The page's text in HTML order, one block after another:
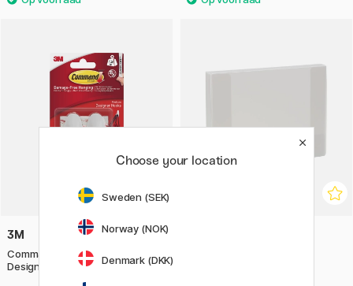
3M
Command Zelfklevende Haken
Design Medium Wit 2-pack
Choose your location
Sweden (SEK)
Norway (NOK)
Denmark (DKK)